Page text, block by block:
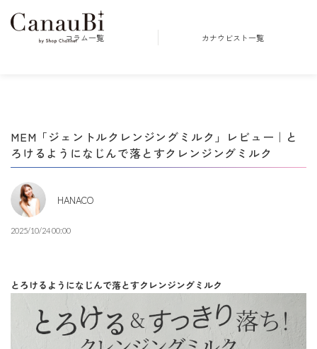
コラム一覧 カナウビスト一覧
MEM「ジェントルクレンジングミルク」レビュー｜と
ろけるようになじんで落とすクレンジングミルク
HANACO
2025/10/24 00:00
とろけるようになじんで落とすクレンジングミルク